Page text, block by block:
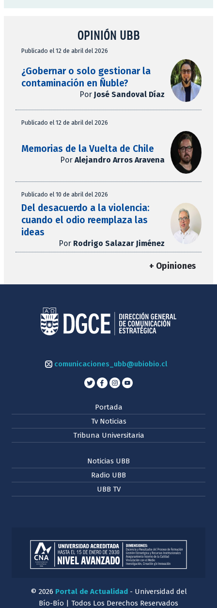
OPINIÓN UBB
Publicado el 12 de abril del 2026
¿Gobernar o solo gestionar la
contaminación en Ñuble?
Por José Sandoval Díaz
Publicado el 12 de abril del 2026
Memorias de la Vuelta de Chile
Por Alejandro Arros Aravena
Publicado el 10 de abril del 2026
Del desacuerdo a la violencia:
cuando el odio reemplaza las
ideas
Por Rodrigo Salazar Jiménez
+ Opiniones
comunicaciones_ubb@ubiobio.cl
Portada
Tv Noticias
Tribuna Universitaria
Noticias UBB
Radio UBB
UBB TV
© 2026 Portal de Actualidad- Universidad del
Bío-Bío | Todos Los Derechos Reservados